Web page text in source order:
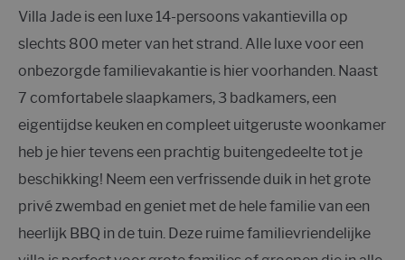
Villa Jade is een luxe 14-persoons vakantievilla op
slechts 800 meter van het strand. Alle luxe voor een
onbezorgde familievakantie is hier voorhanden. Naast
7 comfortabele slaapkamers, 3 badkamers, een
eigentijdse keuken en compleet uitgeruste woonkamer
heb je hier tevens een prachtig buitengedeelte tot je
beschikking! Neem een verfrissende duik in het grote
privé zwembad en geniet met de hele familie van een
heerlijk BBQ in de tuin. Deze ruime familievriendelijke